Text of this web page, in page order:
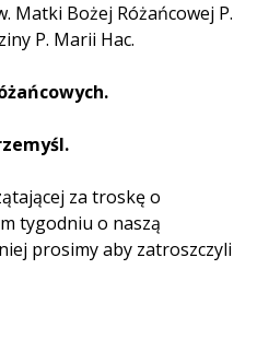
Matki Bożej Różańcowej P.
P. Marii Hac.
za troskę o
tygodniu o naszą
prosimy aby zatroszczyli